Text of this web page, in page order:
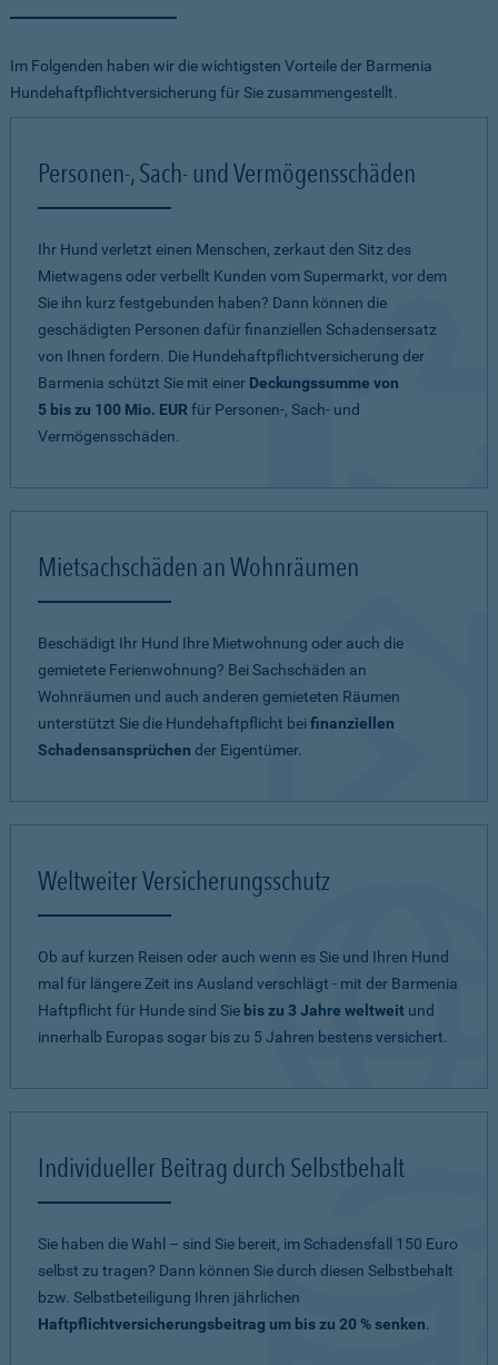
Im Folgenden haben wir die wichtigsten Vorteile der Barmenia
Hundehaftpflichtversicherung für Sie zusammengestellt.
Personen-, Sach- und Vermögensschäden
Ihr Hund verletzt einen Menschen, zerkaut den Sitz des
Mietwagens oder verbellt Kunden vom Supermarkt, vor dem
Sie ihn kurz festgebunden haben? Dann können die
geschädigten Personen dafür finanziellen Schadensersatz
von Ihnen fordern. Die Hundehaftpflichtversicherung der
Barmenia schützt Sie mit einer Deckungssumme von
5 bis zu 100 Mio. EURfür Personen-, Sach- und
Vermögensschäden.
Mietsachschäden an Wohnräumen
Beschädigt Ihr Hund Ihre Mietwohnung oder auch die
gemietete Ferienwohnung? Bei Sachschäden an
Wohnräumen und auch anderen gemieteten Räumen
unterstützt Sie die Hundehaftpflicht beifinanziellen
Schadensansprüchen der Eigentümer.
Weltweiter Versicherungsschutz
Ob auf kurzen Reisen oder auch wenn es Sie und Ihren Hund
mal für längere Zeit ins Ausland verschlägt - mit der Barmenia
Haftpflicht für Hunde sind Sie bis zu 3 Jahre weltweit und
innerhalb Europas sogar bis zu 5 Jahren bestens versichert.
Individueller Beitrag durch Selbstbehalt
Sie haben die Wahl – sind Sie bereit, im Schadensfall 150 Euro
selbst zu tragen? Dann können Sie durch diesen Selbstbehalt
bzw. Selbstbeteiligung Ihren jährlichen
Haftpflichtversicherungsbeitrag um bis zu 20 % senken.